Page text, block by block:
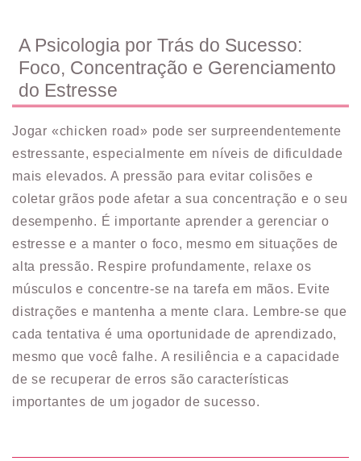
A Psicologia por Trás do Sucesso:
Foco, Concentração e Gerenciamento
do Estresse
Jogar «chicken road» pode ser surpreendentemente
estressante, especialmente em níveis de dificuldade
mais elevados. A pressão para evitar colisões e
coletar grãos pode afetar a sua concentração e o seu
desempenho. É importante aprender a gerenciar o
estresse e a manter o foco, mesmo em situações de
alta pressão. Respire profundamente, relaxe os
músculos e concentre-se na tarefa em mãos. Evite
distrações e mantenha a mente clara. Lembre-se que
cada tentativa é uma oportunidade de aprendizado,
mesmo que você falhe. A resiliência e a capacidade
de se recuperar de erros são características
importantes de um jogador de sucesso.